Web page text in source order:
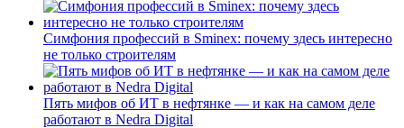
Симфония профессий в Sminex: почему здесь интересно
не только строителям
Пять мифов об ИТ в нефтянке — и как на самом деле
работают в Nedra Digital